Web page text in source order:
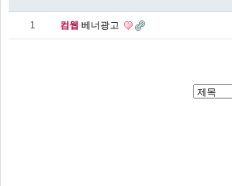
1 컴웹 베너광고